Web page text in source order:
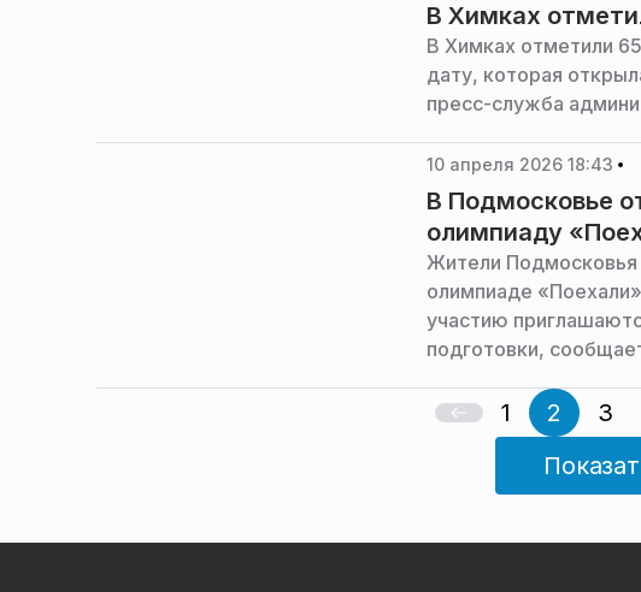
В Химках
В Химках отметили
дату, которая
пресс-служба
10 апреля 2026 18:43
В Подмосковье
олимпиаду
Жители Подмосковья
олимпиаде
участию
подготовки,
1 2 3